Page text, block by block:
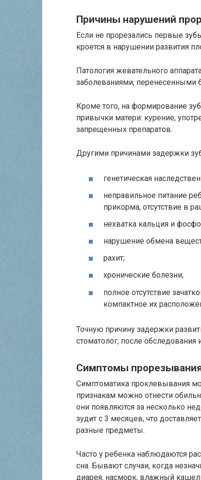
Причины нарушений
Если не прорезались первые
кроется в нарушении развития
Патология жевательного
заболеваниями,
Кроме того, на формирование
привычки матери: курение,
запрещенных препаратов.
Другими причинами задержки
генетическая
неправильное питание
прикорма, отсутствие в
нехватка кальция и
нарушение обмена
рахит;
хронические болезни;
полное отсутствие
компактное их
Точную причину задержки
стоматолог, после
Симптомы
Симптоматика проклевывания
признакам можно отнести
они появляются за несколько
зудит с 3 месяцев, что
разные предметы.
Часто у ребенка наблюдаются
сна. Бывают случаи, когда
диарея, насморк, влажный